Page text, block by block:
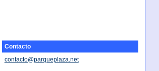
Contacto
contacto@parqueplaza.net